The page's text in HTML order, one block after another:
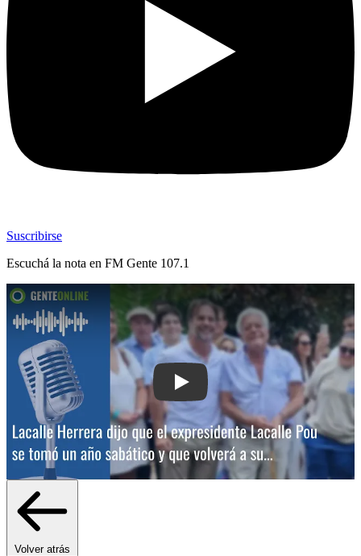
Suscribirse
Escuchá la nota en FM Gente 107.1
Play: Lacalle Herrera dijo que el
Volver atrás